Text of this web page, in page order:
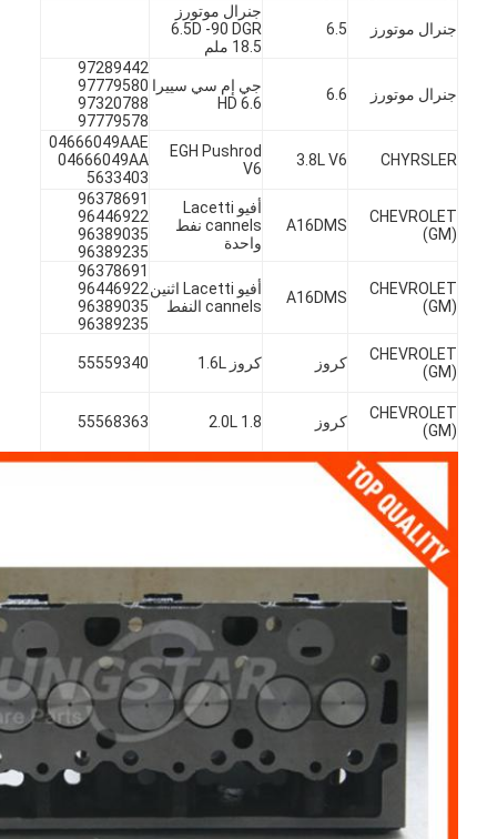
المنتجات
جنرال موتورز 6.5
جنرال موتورز
6.5D -90 DGR
18.5 ملم
جنرال موتورز 6.6
جي إم سي سييرا
HD 6.6
97289442
97779580
97320788
97779578
CHYRSLER
3.8L V6
EGH Pushrod
V6
04666049AAE
04666049AA
5633403
CHEVROLET
(GM)
A16DMS
أفيو Lacetti
cannels نفط
واحدة
96378691
96446922
96389035
96389235
CHEVROLET
(GM)
A16DMS
أفيو Lacetti اثنين
cannels النفط
96378691
96446922
96389035
96389235
CHEVROLET
(GM)
كروز كروز 1.6L 55559340
CHEVROLET
(GM)
كروز 1.8 2.0L
55568363